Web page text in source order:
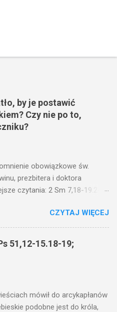
by je postawić
Czy nie po to,
obowiązkowe św.
prezbitera i doktora
czytania: 2 Sm 7,18-19.24-
mówił ludowi: Czy po to
by je postawić pod korcem
Nie ma bowiem nic ukrytego, co
na jaw. Kto ma uszy do
wam i jeszcze wam
CZYTAJ WIĘCEJ
51,12-15.18-19;
mówił do arcykapłanów
podobne jest do króla,